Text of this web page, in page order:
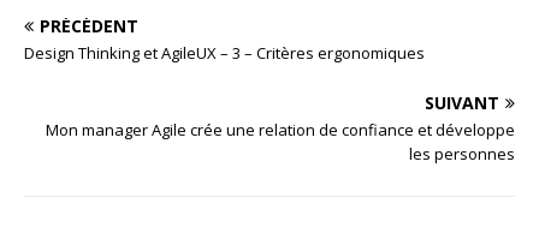
PRÉCÉDENT
Design Thinking et AgileUX – 3 – Critères ergonomiques
SUIVANT
Mon manager Agile crée une relation de confiance et développe
les personnes